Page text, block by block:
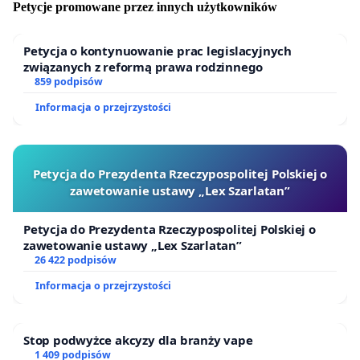
•transparentnego, ze wszystkimi szczegółami,
przebiegu;
•oparcia się na jak najświeższych danych i mapach
oraz uwzględnienia terenów uzdrowiskowych,
historycznych, objętych ochroną prawną, terenów
lokalnych społeczności;
uwzględnienia najnowocześniejszych rozwiązań
drogowych;
•rzetelnego dialogu ze wszystkimi mieszkańcami
terenów mogących być dotkniętymi tą inwestycją;
•zastosowania rozwiązań ograniczających
oddziaływanie tej drogi(np. bardzo długie tunele)
nie tylko w najbardziej problematycznych
•ponownej, rzetelnej realizacji pierwszego etapu
Petycje promowane przez innych użytkowników
Petycja o kontynuowanie prac legislacyjnych
związanych z reformą prawa rodzinnego
859 podpisów
Informacja o przejrzystości
Petycja do Prezydenta Rzeczypospolitej Polskiej o
zawetowanie ustawy „Lex Szarlatan”
Petycja do Prezydenta Rzeczypospolitej Polskiej o
zawetowanie ustawy „Lex Szarlatan”
26 422 podpisów
Informacja o przejrzystości
Stop podwyżce akcyzy dla branży vape
1 409 podpisów